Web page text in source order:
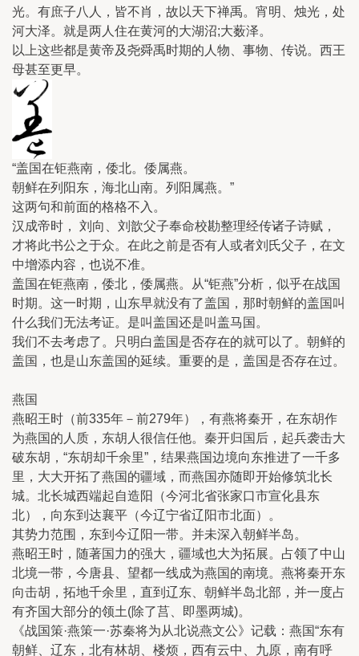
光。有庶子八人，皆不肖，故以天下禅禹。宵明、烛光，处
河大泽。就是两人住在黄河的大湖沼;大薮泽。
以上这些都是黄帝及尧舜禹时期的人物、事物、传说。西王
母甚至更早。
“盖国在钜燕南，倭北。倭属燕。
朝鲜在列阳东，海北山南。列阳属燕。”
这两句和前面的格格不入。
汉成帝时， 刘向、刘歆父子奉命校勘整理经传诸子诗赋，
才将此书公之于众。在此之前是否有人或者刘氏父子，在文
中增添内容，也说不准。
盖国在钜燕南，倭北，倭属燕。从“钜燕”分析，似乎在战国
时期。这一时期，山东早就没有了盖国，那时朝鲜的盖国叫
什么我们无法考证。是叫盖国还是叫盖马国。
我们不去考虑了。只明白盖国是否存在的就可以了。朝鲜的
盖国，也是山东盖国的延续。重要的是，盖国是否存在过。
燕国
燕昭王时（前335年－前279年），有燕将秦开，在东胡作
为燕国的人质，东胡人很信任他。秦开归国后，起兵袭击大
破东胡，“东胡却千余里”，结果燕国边境向东推进了一千多
里，大大开拓了燕国的疆域，而燕国亦随即开始修筑北长
城。北长城西端起自造阳（今河北省张家口市宣化县东
北），向东到达襄平（今辽宁省辽阳市北面）。
其势力范围，东到今辽阳一带。并未深入朝鲜半岛。
燕昭王时，随著国力的强大，疆域也大为拓展。占领了中山
北境一带，今唐县、望都一线成为燕国的南境。燕将秦开东
向击胡，拓地千余里，直到辽东、朝鲜半岛北部，并一度占
有齐国大部分的领土(除了莒、即墨两城)。
《战国策·燕策一·苏秦将为从北说燕文公》记载：燕国“东有
朝鲜、辽东，北有林胡、楼烦，西有云中、九原，南有呼